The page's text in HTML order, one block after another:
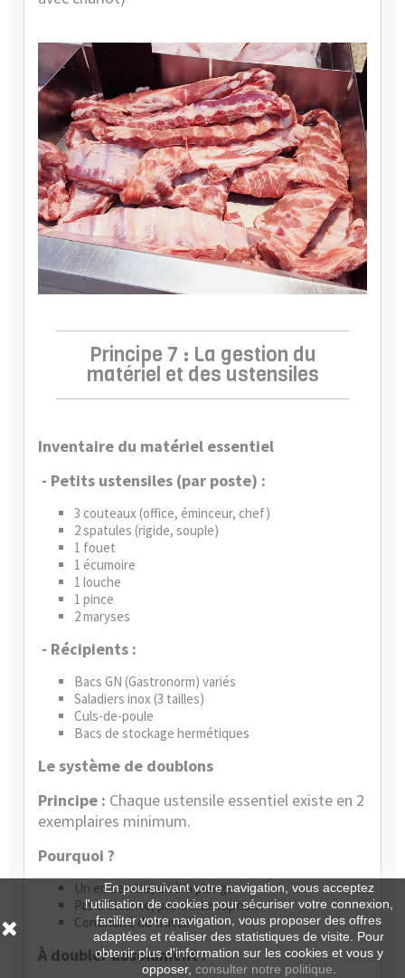
Principe 7 : La gestion du
matériel et des ustensiles
Inventaire du matériel essentiel
- Petits ustensiles (par poste) :
3 couteaux (office, éminceur, chef)
2 spatules (rigide, souple)
1 fouet
1 écumoire
1 louche
1 pince
2 maryses
- Récipients :
Bacs GN (Gastronorm) variés
Saladiers inox (3 tailles)
Culs-de-poule
Bacs de stockage hermétiques
Le système de doublons
Principe : Chaque ustensile essentiel existe en 2
exemplaires minimum.
Pourquoi ?
Un en service, un à la plonge
Pas d'attente, pas d'interruption
Continuité du travail
À doubler absolument :
En poursuivant votre navigation, vous acceptez
l'utilisation de cookies pour sécuriser votre connexion,
faciliter votre navigation, vous proposer des offres
adaptées et réaliser des statistiques de visite. Pour
obtenir plus d'information sur les cookies et vous y
opposer, consulter notre politique